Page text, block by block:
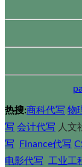
热搜:商科代写 物
写 会计代写 人文
写
Finance代写
电影代写 工业工